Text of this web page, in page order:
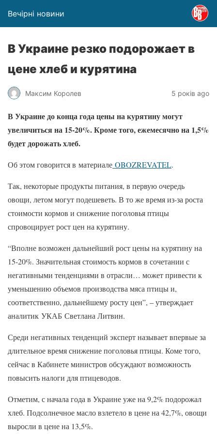
Вечірні новини
В Украине резко подорожает в
цене хлеб и курятина
Максим Королев 5 років ago
В Украине до конца года цены на курятину могут
увеличиться на 15-20%. Кроме того, ежемесячно на 1,5%
будет дорожать хлеб.
Об этом говорится в материале OBOZREVATEL.
Так, некоторые продукты питания, в первую очередь
овощи, летом могут подешеветь. В то же время из-за роста
стоимости кормов и снижение поголовья птицы
спровоцирует рост цен на курятину.
“Вполне возможен дальнейший рост цены на курятину на
15-20%. Значительная стоимость кормов в сочетании с
негативными тенденциями в отрасли… может привести к
уменьшению объемов производства мяса птицы и,
соответственно, дальнейшему росту цен”, – утверждает
аналитик УКАБ Светлана Литвин.
Среди негативных тенденций эксперт называет впервые за
длительное время снижение поголовья птицы. Коме того,
сейчас в Кабинете министров обсуждают возможность
повысить налоги для птицеводов.
Отметим, с начала года в Украине уже на 9,2% подорожал
хлеб. Подсолнечное масло взлетело в цене на 42,7%, овощи
выросли в цене на 13,5%.